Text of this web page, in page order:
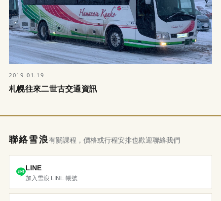
2019.01.19
札幌往來二世古交通資訊
聯絡雪浪 有關課程，價格或行程安排也歡迎聯絡我們
LINE
加入雪浪 LINE 帳號